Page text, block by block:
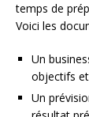
temps de
Voici les
Un
objectifs
Un